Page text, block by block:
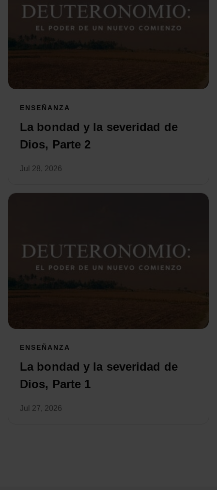
ENSEÑANZA
La bondad y la severidad de
Dios, Parte 2
Jul 28, 2026
ENSEÑANZA
La bondad y la severidad de
Dios, Parte 1
Jul 27, 2026